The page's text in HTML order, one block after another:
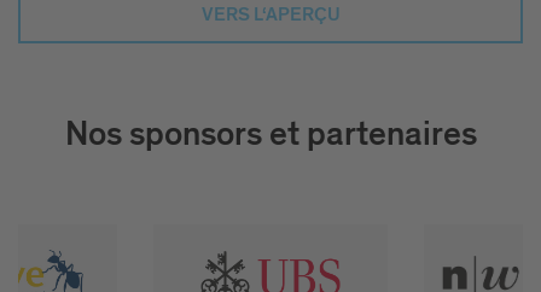
VERS L‘APERÇU
Nos sponsors et partenaires